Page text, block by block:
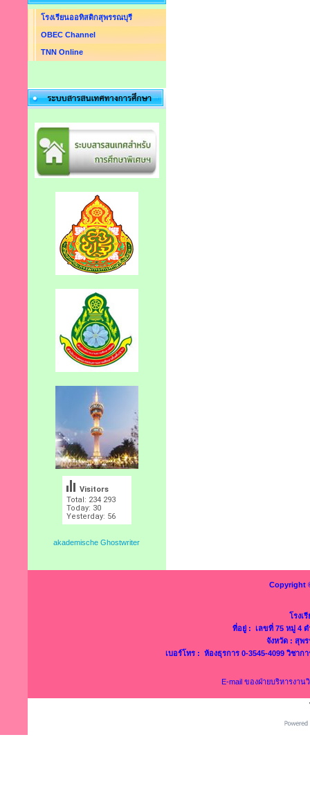
โรงเรียนออทิสติกสุพรรณบุรี
OBEC Channel
TNN Online
Total: 234 293
Today: 30
Yesterday: 56
Visitors
akademische Ghostwriter
Copyright
โรงเ
ที่อยู่ : เลขที่ 75 หมู่ 4
จังหวัด : สุ
เบอร์โทร : ห้องธุรการ 0-3545-4099 วิชา
E-mail ของฝ่ายบริหารงาน